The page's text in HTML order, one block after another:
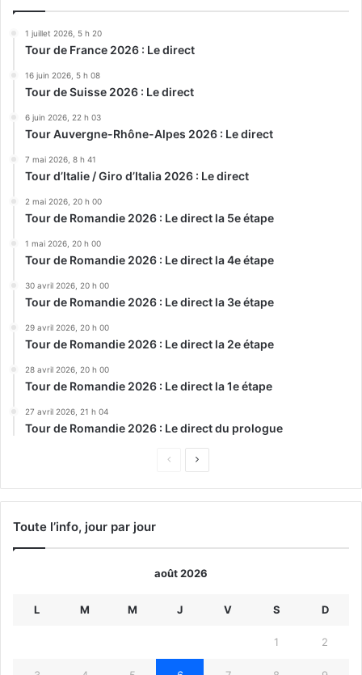
1 juillet 2026, 5 h 20
Tour de France 2026 : Le direct
16 juin 2026, 5 h 08
Tour de Suisse 2026 : Le direct
6 juin 2026, 22 h 03
Tour Auvergne-Rhône-Alpes 2026 : Le direct
7 mai 2026, 8 h 41
Tour d’Italie / Giro d’Italia 2026 : Le direct
2 mai 2026, 20 h 00
Tour de Romandie 2026 : Le direct la 5e étape
1 mai 2026, 20 h 00
Tour de Romandie 2026 : Le direct la 4e étape
30 avril 2026, 20 h 00
Tour de Romandie 2026 : Le direct la 3e étape
29 avril 2026, 20 h 00
Tour de Romandie 2026 : Le direct la 2e étape
28 avril 2026, 20 h 00
Tour de Romandie 2026 : Le direct la 1e étape
27 avril 2026, 21 h 04
Tour de Romandie 2026 : Le direct du prologue
Page
Page
Toute l’info, jour par jour
août 2026
L M M J V S D
1 2